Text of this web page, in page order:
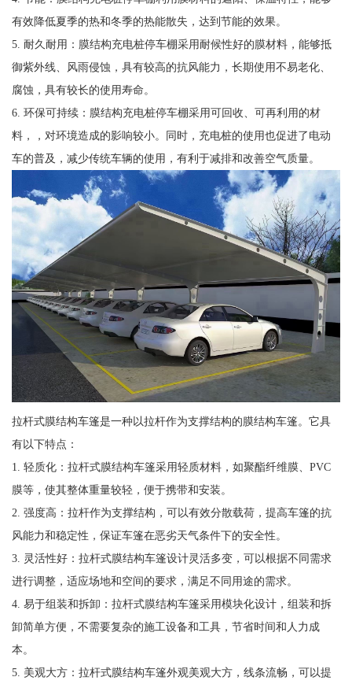
有效降低夏季的热和冬季的热能散失，达到节能的效果。
5. 耐久耐用：膜结构充电桩停车棚采用耐候性好的膜材料，能够抵
御紫外线、风雨侵蚀，具有较高的抗风能力，长期使用不易老化、
腐蚀，具有较长的使用寿命。
6. 环保可持续：膜结构充电桩停车棚采用可回收、可再利用的材
料，，对环境造成的影响较小。同时，充电桩的使用也促进了电动
车的普及，减少传统车辆的使用，有利于减排和改善空气质量。
拉杆式膜结构车篷是一种以拉杆作为支撑结构的膜结构车篷。它具
有以下特点：
1. 轻质化：拉杆式膜结构车篷采用轻质材料，如聚酯纤维膜、PVC
膜等，使其整体重量较轻，便于携带和安装。
2. 强度高：拉杆作为支撑结构，可以有效分散载荷，提高车篷的抗
风能力和稳定性，保证车篷在恶劣天气条件下的安全性。
3. 灵活性好：拉杆式膜结构车篷设计灵活多变，可以根据不同需求
进行调整，适应场地和空间的要求，满足不同用途的需求。
4. 易于组装和拆卸：拉杆式膜结构车篷采用模块化设计，组装和拆
卸简单方便，不需要复杂的施工设备和工具，节省时间和人力成
本。
5. 美观大方：拉杆式膜结构车篷外观美观大方，线条流畅，可以提